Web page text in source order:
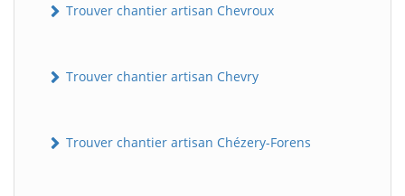
Trouver chantier artisan Chevroux
Trouver chantier artisan Chevry
Trouver chantier artisan Chézery-Forens